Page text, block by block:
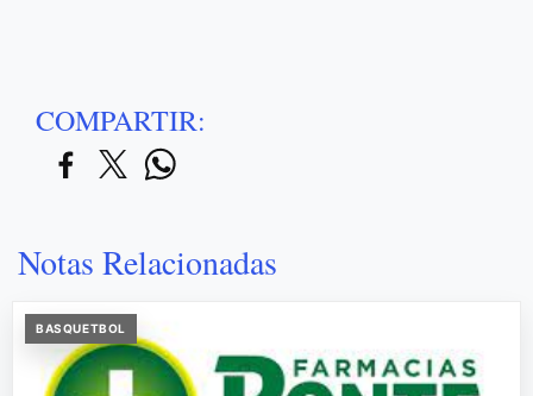
COMPARTIR:
Notas Relacionadas
BASQUETBOL